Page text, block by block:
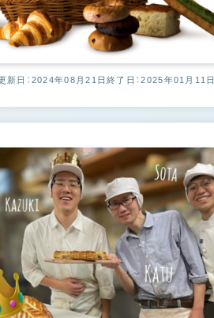
新日：2024年08月21日終了日：2025年01月11日